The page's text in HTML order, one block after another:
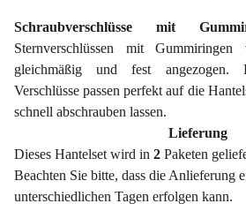
Schraubverschlüsse mit
Sternverschlüssen mit
gleichmäßig und fest angezogen.
Verschlüsse passen perfekt auf die
schnell abschrauben lassen.
Lieferung
Dieses Hantelset wird in 2 Paketen
Beachten Sie bitte, dass die Anlieferung
unterschiedlichen Tagen erfolgen kann.